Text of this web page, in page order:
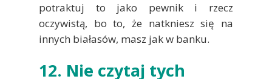
potraktuj to jako pewnik i rzecz
oczywistą, bo to, że natkniesz się na
innych białasów, masz jak w banku.
12. Nie czytaj tych